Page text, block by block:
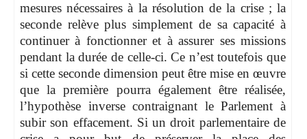
mesures nécessaires à la résolution de la crise ; la
seconde relève plus simplement de sa capacité à
continuer à fonctionner et à assurer ses missions
pendant la durée de celle-ci. Ce n’est toutefois que
si cette seconde dimension peut être mise en œuvre
que la première pourra également être réalisée,
l’hypothèse inverse contraignant le Parlement à
subir son effacement. Si un droit parlementaire de